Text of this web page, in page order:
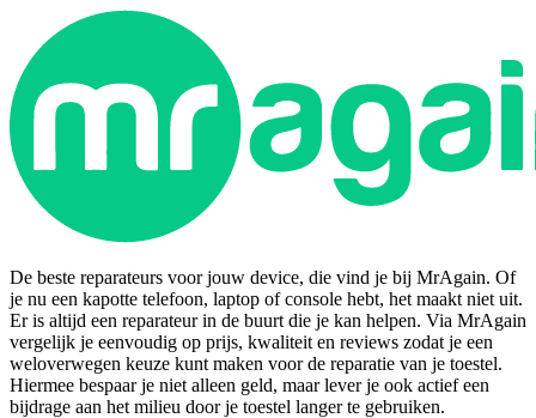
De beste reparateurs voor jouw device, die vind je bij MrAgain. Of
je nu een kapotte telefoon, laptop of console hebt, het maakt niet uit.
Er is altijd een reparateur in de buurt die je kan helpen. Via MrAgain
vergelijk je eenvoudig op prijs, kwaliteit en reviews zodat je een
weloverwegen keuze kunt maken voor de reparatie van je toestel.
Hiermee bespaar je niet alleen geld, maar lever je ook actief een
bijdrage aan het milieu door je toestel langer te gebruiken.